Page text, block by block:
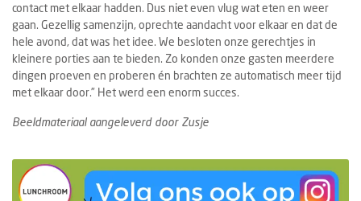
contact met elkaar hadden. Dus niet even vlug wat eten en weer
gaan. Gezellig samenzijn, oprechte aandacht voor elkaar en dat de
hele avond, dat was het idee. We besloten onze gerechtjes in
kleinere porties aan te bieden. Zo konden onze gasten meerdere
dingen proeven en proberen én brachten ze automatisch meer tijd
met elkaar door.” Het werd een enorm succes.
Beeldmateriaal aangeleverd door Zusje